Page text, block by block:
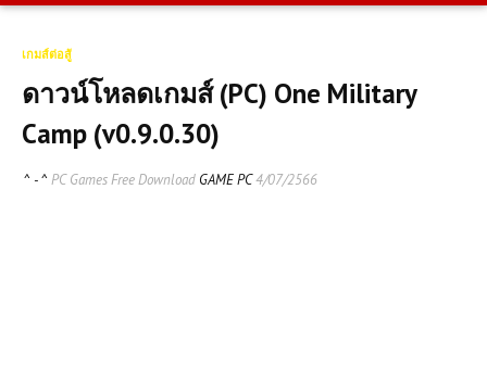
เกมส์ต่อสู้
ดาวน์โหลดเกมส์ (PC) One Military
Camp (v0.9.0.30)
^ - ^ PC Games Free Download GAME PC4/07/2566